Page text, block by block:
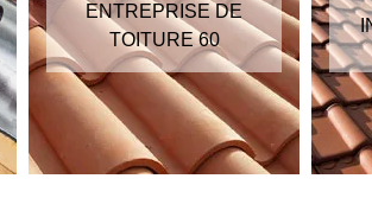
ENTREPRISE DE
TOITURE 60